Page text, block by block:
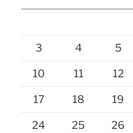
3 4 5
10 11 12
17 18 19
24 25 26